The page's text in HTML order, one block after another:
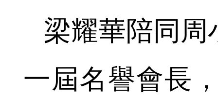
梁耀華陪同周
一屆名譽會長